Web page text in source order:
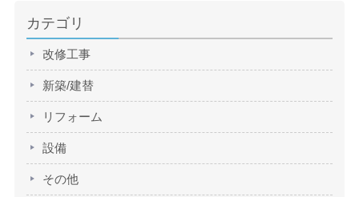
カテゴリ
改修工事
新築/建替
リフォーム
設備
その他